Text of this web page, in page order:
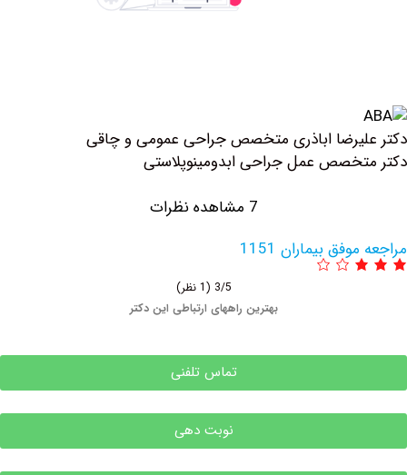
اباذری متخصص جراحی عمومی و چاقی
عمل جراحی ابدومینوپلاستی
بیماران 1151
بهترین راههای ارتباطی این دکتر
تماس تلفنی
نوبت دهی